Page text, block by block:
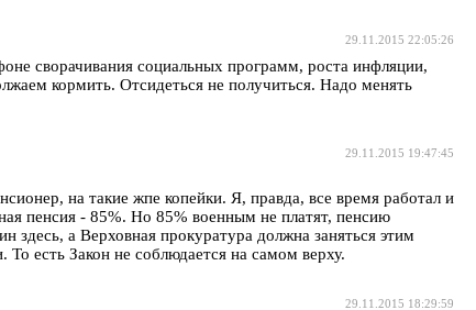
29.11.2015 22:05:26
сворачивания социальных программ, роста инфляции,
кормить. Отсидеться не получиться. Надо менять
29.11.2015 19:47:45
на такие жпе копейки. Я, правда, все время работал и
пенсия - 85%. Но 85% военным не платят, пенсию
а Верховная прокуратура должна заняться этим
есть Закон не соблюдается на самом верху.
29.11.2015 18:29:59